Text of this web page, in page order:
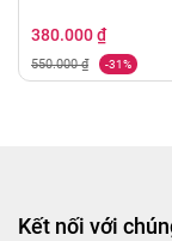
380.000 ₫
550.000 ₫ -31%
Kết nối với